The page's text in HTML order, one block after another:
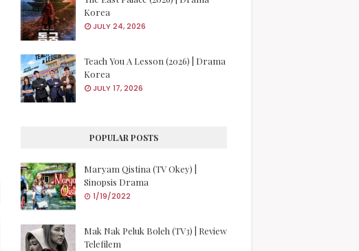
Korea
JULY 24, 2026
Teach You A Lesson (2026) | Drama
Korea
JULY 17, 2026
POPULAR POSTS
Maryam Qistina (TV Okey) |
Sinopsis Drama
1/19/2022
Mak Nak Peluk Boleh (TV3) | Review
Telefilem